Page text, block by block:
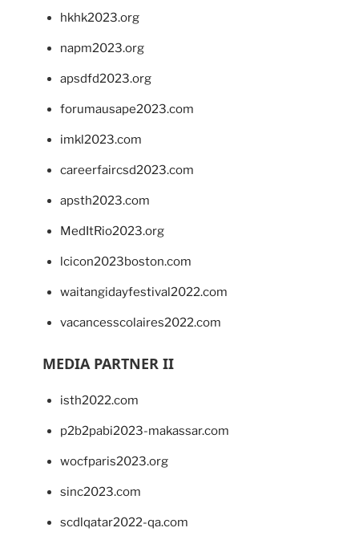
hkhk2023.org
napm2023.org
apsdfd2023.org
forumausape2023.com
imkl2023.com
careerfaircsd2023.com
apsth2023.com
MedItRio2023.org
lcicon2023boston.com
waitangidayfestival2022.com
vacancesscolaires2022.com
MEDIA PARTNER II
isth2022.com
p2b2pabi2023-makassar.com
wocfparis2023.org
sinc2023.com
scdlqatar2022-qa.com